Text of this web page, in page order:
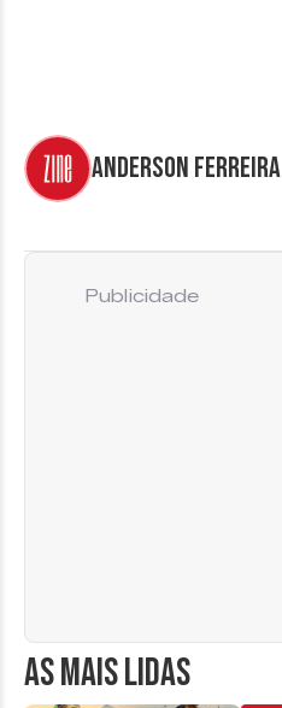
Anderson Ferreira
AS MAIS LIDAS
Publicidade